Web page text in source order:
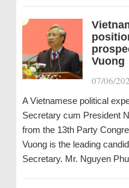
Vuong
07/06/
A Vietnamese political
Secretary cum President
from the 13th Party
Vuong is the leading
Secretary. Mr. Nguyen